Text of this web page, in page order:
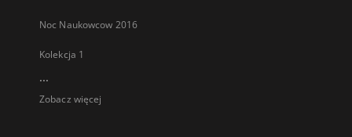
Noc Naukowcow 2016
Kolekcja 1
...
Zobacz więcej